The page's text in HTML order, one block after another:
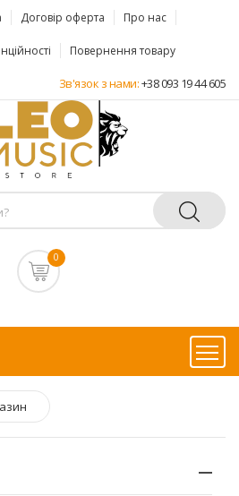
Договір оферта Про нас
Повернення товару
Зв'язок з нами:+38 093 19 44 605
0